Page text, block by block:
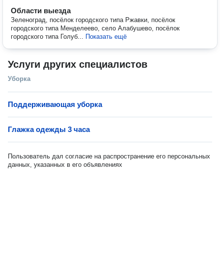
Области выезда
Зеленоград, посёлок городского типа Ржавки, посёлок
городского типа Менделеево, село Алабушево, посёлок
городского типа Голуб... Показать ещё
Услуги других специалистов
Уборка
Поддерживающая уборка
Глажка одежды 3 часа
Пользователь дал согласие на распространение его персональных
данных, указанных в его объявлениях